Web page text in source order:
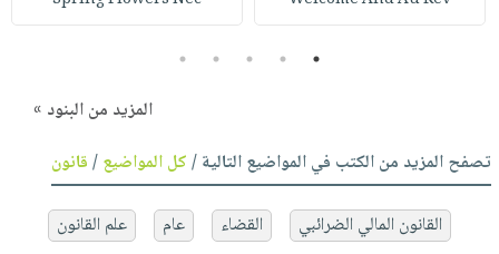
1
2
3
4
5
المزيد من البنود »
تصفح المزيد من الكتب في المواضيع التالية /كل المواضيع/قانون
القانون المالي الضرائبي القضاء عام
علم القانون